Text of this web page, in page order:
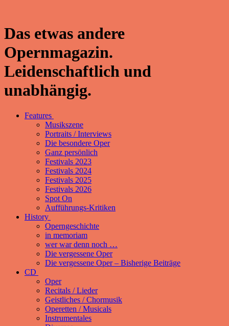
Das etwas andere
Opernmagazin.
Leidenschaftlich und
unabhängig.
Features
Musikszene
Portraits / Interviews
Die besondere Oper
Ganz persönlich
Festivals 2023
Festivals 2024
Festivals 2025
Festivals 2026
Spot On
Aufführungs-Kritiken
History
Operngeschichte
in memoriam
wer war denn noch …
Die vergessene Oper
Die vergessene Oper – Bisherige Beiträge
CD
Oper
Recitals / Lieder
Geistliches / Chormusik
Operetten / Musicals
Instrumentales